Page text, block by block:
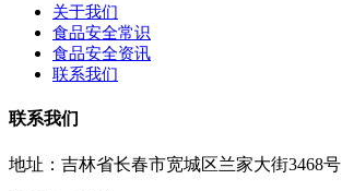
关于我们
食品安全常识
食品安全资讯
联系我们
联系我们
地址：吉林省长春市宽城区兰家大街3468号